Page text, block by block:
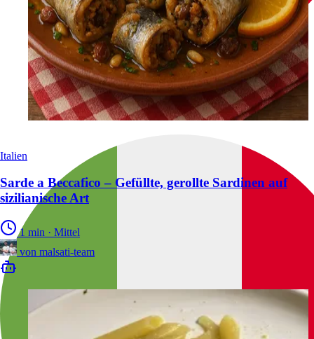
Italien
Sarde a Beccafico – Gefüllte, gerollte Sardinen auf
sizilianische Art
1 min · Mittel
von malsati-team